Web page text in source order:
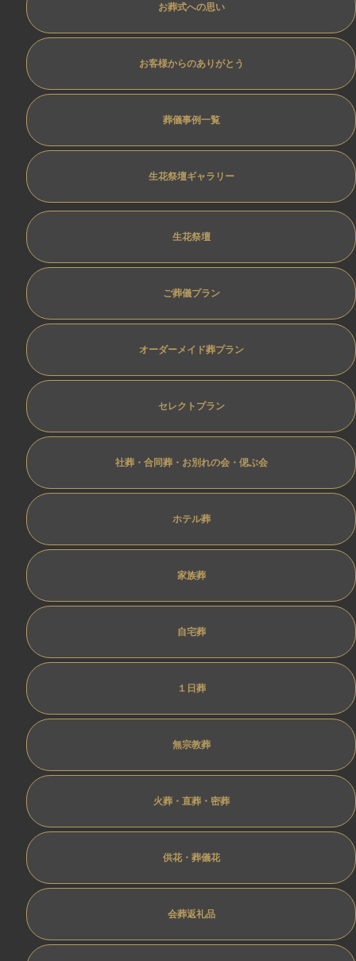
お葬式への思い
お客様からのありがとう
葬儀事例一覧
生花祭壇ギャラリー
生花祭壇
ご葬儀プラン
オーダーメイド葬プラン
セレクトプラン
社葬・合同葬・お別れの会・偲ぶ会
ホテル葬
家族葬
自宅葬
１日葬
無宗教葬
火葬・直葬・密葬
供花・葬儀花
会葬返礼品